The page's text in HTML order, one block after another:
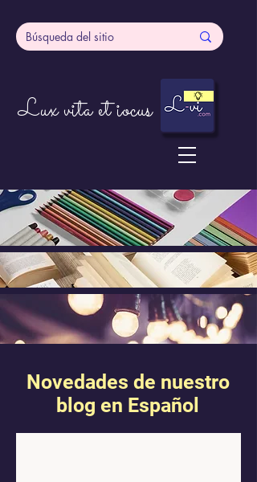
Lux vita et iocus
Novedades de nuestro
blog en Español